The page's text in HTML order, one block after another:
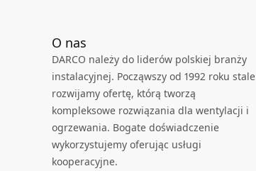
O nas
DARCO należy do liderów polskiej branży
instalacyjnej. Począwszy od 1992 roku stale
rozwijamy ofertę, którą tworzą
kompleksowe rozwiązania dla wentylacji i
ogrzewania. Bogate doświadczenie
wykorzystujemy oferując usługi
kooperacyjne.